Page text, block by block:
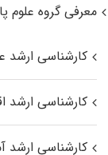
معرفی گروه علوم
کارشناسی ارشد
کارشناسی ارشد
کارشناسی ارشد